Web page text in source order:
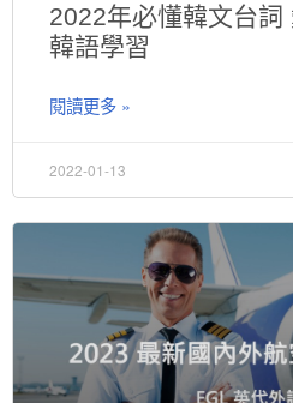
2022年必懂韓文台詞
韓語學習
閱讀更多 »
2022-01-13